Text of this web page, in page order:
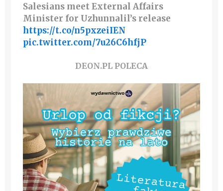
Salesians meet External Affairs
Minister for Uzhunnalil’s release
https://t.co/n5pxzeiIEN
pic.twitter.com/7u26C6hfjP
DEON.PL POLECA